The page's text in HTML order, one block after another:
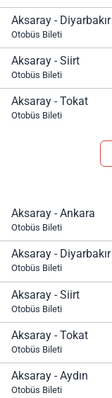
Aksaray - Diyarbakır
Otobüs Bileti
Aksaray - Siirt
Otobüs Bileti
Aksaray - Tokat
Otobüs Bileti
Aksaray - Ankara
Otobüs Bileti
Aksaray - Diyarbakır
Otobüs Bileti
Aksaray - Siirt
Otobüs Bileti
Aksaray - Tokat
Otobüs Bileti
Aksaray - Aydın
Otobüs Bileti